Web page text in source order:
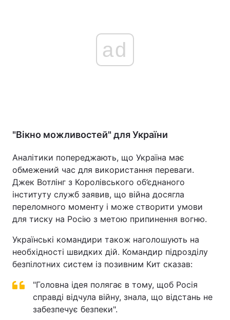
ad
"Вікно можливостей" для України
Аналітики попереджають, що Україна має
обмежений час для використання переваги.
Джек Вотлінг з Королівського об’єднаного
інституту служб заявив, що війна досягла
переломного моменту і може створити умови
для тиску на Росію з метою припинення вогню.
Українські командири також наголошують на
необхідності швидких дій. Командир підрозділу
безпілотних систем із позивним Кит сказав:
"Головна ідея полягає в тому, щоб Росія
справді відчула війну, знала, що відстань не
забезпечує безпеки".